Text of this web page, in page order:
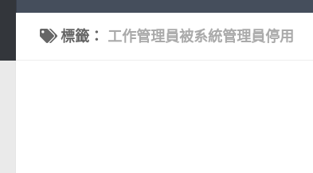
標籤： 工作管理員被系統管理員停用